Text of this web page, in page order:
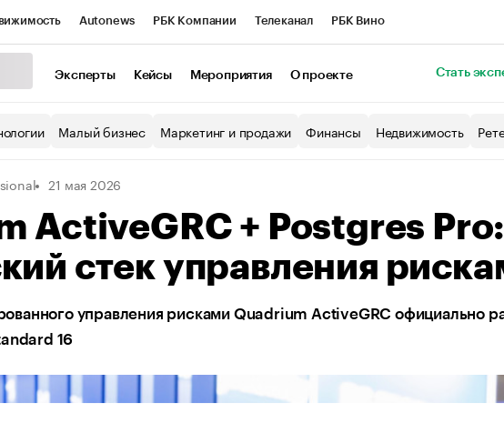
Autonews РБК Компании Телеканал РБК Вино
Экономика Бизнес
Эксперты Кейсы Мероприятия О проекте Стать
Малый бизнес Маркетинг и продажи Финансы Недвижимость
21 мая 2026
ActiveGRC + Postgres Pro:
стек управления
управления рисками Quadrium ActiveGRC официально
16